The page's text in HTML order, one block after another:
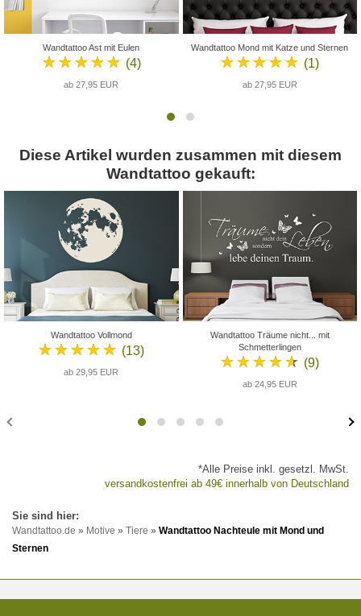
Wandtattoo Ast mit Eulen
★★★★★ (4)
ab 27,95 EUR
Wandtattoo Mond mit Katze und Sternen
★★★★★ (1)
ab 27,95 EUR
Diese Artikel wurden zusammen mit diesem
Wandtattoo gekauft:
Wandtattoo Vollmond
★★★★★ (13)
ab 29,95 EUR
Wandtattoo Träume nicht... mit
Schmetterlingen
★★★★★ (9)
ab 24,95 EUR
*Alle Preise inkl. gesetzl. MwSt.
versandkostenfrei ab 49€ innerhalb von Deutschland
Wandtattoo.de » Motive » Tiere » Wandtattoo Nachteule mit Mond und
Sternen